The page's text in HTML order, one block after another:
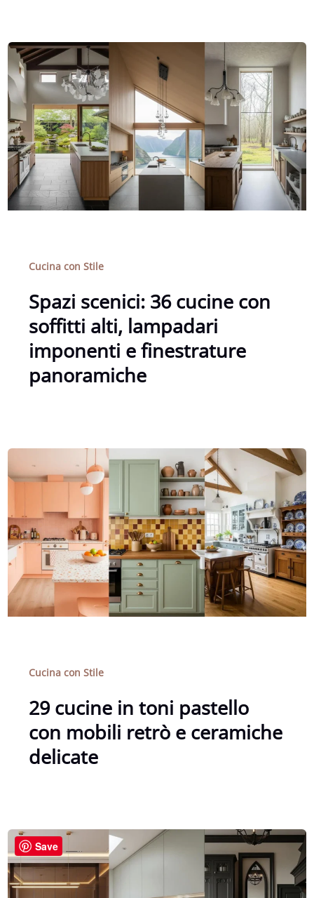
Cucina con Stile
Spazi scenici: 36 cucine con
soffitti alti, lampadari
imponenti e finestrature
panoramiche
Cucina con Stile
29 cucine in toni pastello
con mobili retrò e ceramiche
delicate
Save